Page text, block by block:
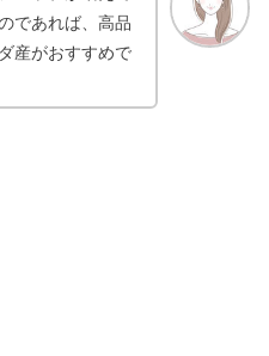
であれば、高品
産がおすすめで